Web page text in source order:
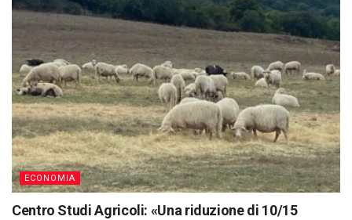
ECONOMIA
Centro Studi Agricoli: «Una riduzione di 10/15